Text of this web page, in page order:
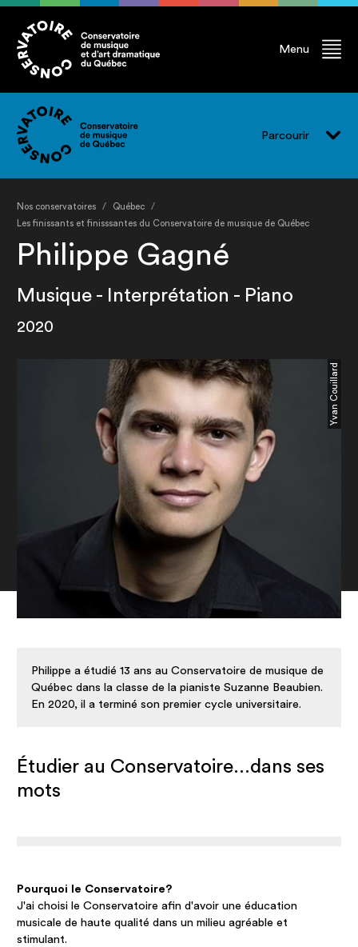
Menu
Parcourir
Programmes
Événements
Nos conservatoires
Québec
Les finissants et finisssantes du Conservatoire de musique de Québec
Philippe Gagné
Musique - Interprétation - Piano
2020
Yvan Couillard
Philippe a étudié 13 ans au Conservatoire de musique de
Québec dans la classe de la pianiste Suzanne Beaubien.
En 2020, il a terminé son premier cycle universitaire.
Étudier au Conservatoire...dans ses
mots
Pourquoi le Conservatoire?
J'ai choisi le Conservatoire afin d'avoir une éducation
musicale de haute qualité dans un milieu agréable et
stimulant.